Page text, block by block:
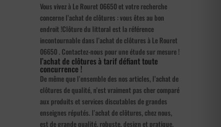
Vous vivez à Le Rouret 06650 et votre recherche
concerne l’achat de clôtures : vous êtes au bon
endroit !Clôture du littoral est la référence
incontournable dans l’achat de clôtures à Le Rouret
06650 . Contactez-nous pour une étude sur mesure !
l’achat de clôtures à tarif défiant toute
concurrence !
De même que l’ensemble des nos articles, l’achat de
clôtures de qualité, n’est vraiment pas cher comparé
aux produits et services discutables de grandes
enseignes réputés. l’achat de clôtures, chez nous,
est de grande qualité. robuste, design et pratique.